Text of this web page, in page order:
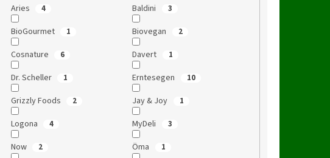
Aries 4 Baldini 3
BioGourmet 1 Biovegan 2
Cosnature 6 Davert 1
Dr. Scheller 1 Erntesegen 10
Grizzly Foods 2 Jay & Joy 1
Logona 4 MyDeli 3
Now 2 Öma 1